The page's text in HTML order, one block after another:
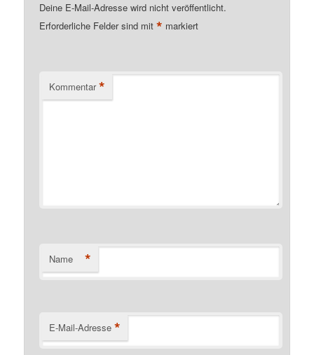
Deine E-Mail-Adresse wird nicht veröffentlicht.
Erforderliche Felder sind mit* markiert
Kommentar *
Name *
E-Mail-Adresse *